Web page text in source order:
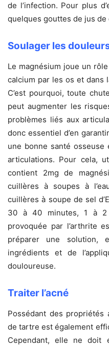
de l’infection. Pour plus
quelques gouttes de jus
Soulager les
Le magnésium joue un
calcium par les os et dans
C’est pourquoi, toute
peut augmenter les
problèmes liés aux
donc essentiel d’en
une bonne santé
articulations. Pour cela,
contient 2mg de
cuillères à soupes à
cuillères à soupe de sel
30 à 40 minutes, 1 à
provoquée par l’arthrite
préparer une solution,
ingrédients et de
douloureuse.
Traiter l’acné
Possédant des propriétés
de tartre est également
Cependant, elle ne doit